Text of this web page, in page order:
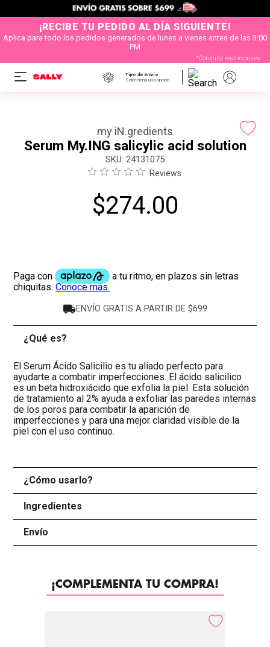
¡RECIBE TU PEDIDO AL DÍA SIGUIENTE!
Aplica para todo los pedidos generados de lunes a vienes antes de las 3:00
PM
*Consulta restricciones
Tipo de envío
Selecciona una opción
my iN.gredients
Serum My.ING salicylic acid solution
: 24131075
Reviews
$274.00
ENVÍO GRATIS A PARTIR DE $699
¿Qué es?
El Serum Ácido Salicilio es tu aliado perfecto para
ayudarte a combatir imperfecciones. El ácido salicilico
es un beta hidroxiácido que exfolia la piel. Esta solución
de tratamiento al 2% ayuda a exfoliar las paredes internas
de los poros para combatir la aparición de
imperfecciones y para una mejor claridad visible de la
piel con el uso continuo.
¿Cómo usarlo?
Ingredientes
Envío
¡COMPLEMENTA TU COMPRA!